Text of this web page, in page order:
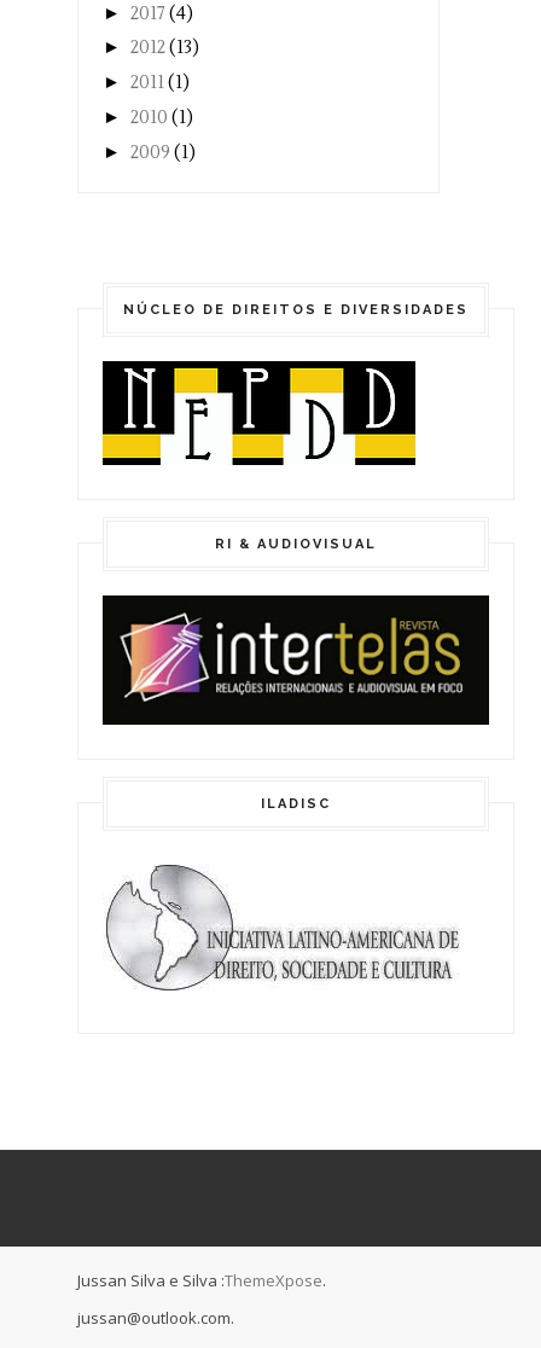
► 2017 (4)
► 2012(13)
► 2011(1)
► 2010 (1)
► 2009 (1)
NÚCLEO DE DIREITOS E DIVERSIDADES
RI & AUDIOVISUAL
ILADISC
Jussan Silva e Silva :ThemeXpose.
jussan@outlook.com.